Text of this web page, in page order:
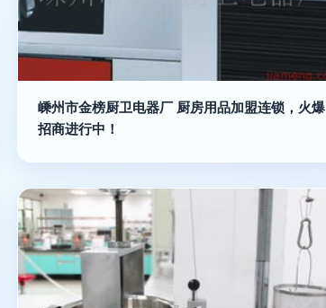
嵊州市金榜厨卫电器厂 厨房用品加盟连锁，火爆
招商进行中！